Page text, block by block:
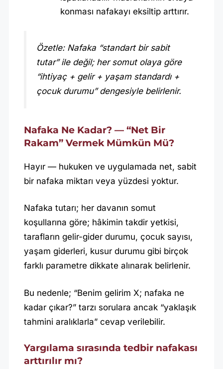
konması nafakayı eksiltip arttırır.
Özetle: Nafaka “standart bir sabit
tutar” ile değil; her somut olaya göre
“ihtiyaç + gelir + yaşam standardı +
çocuk durumu” dengesiyle belirlenir.
Nafaka Ne Kadar? — “Net Bir
Rakam” Vermek Mümkün Mü?
Hayır — hukuken ve uygulamada net, sabit
bir nafaka miktarı veya yüzdesi yoktur.
Nafaka tutarı; her davanın somut
koşullarına göre; hâkimin takdir yetkisi,
tarafların gelir-gider durumu, çocuk sayısı,
yaşam giderleri, kusur durumu gibi birçok
farklı parametre dikkate alınarak belirlenir.
Bu nedenle; “Benim gelirim X; nafaka ne
kadar çıkar?” tarzı sorulara ancak “yaklaşık
tahmini aralıklarla” cevap verilebilir.
Yargılama sırasında tedbir nafakası
arttırılır mı?